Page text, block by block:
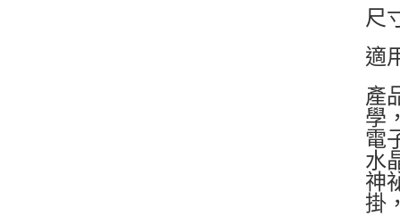
尺
適
產
學
電
水
神
掛